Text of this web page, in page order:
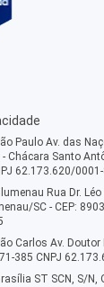
Paulo Av. das
Chácara Santo
62.173.620/
Rua Dr.
SC - CEP:
Carlos Av.
385 CNPJ
ST SCN, S/N,